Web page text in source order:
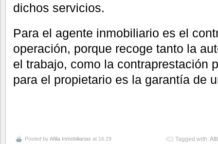
dichos servicios.
Para el agente inmobiliario es el
operación, porque recoge tanto la
el trabajo, como la contraprestación
para el propietario es la garantía de
Posted byAfilia Inmobiliarias at 16:29 Tagged with: